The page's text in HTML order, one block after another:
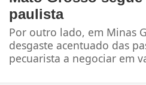
paulista
Por outro lado, em Minas
desgaste acentuado das
pecuarista a negociar em